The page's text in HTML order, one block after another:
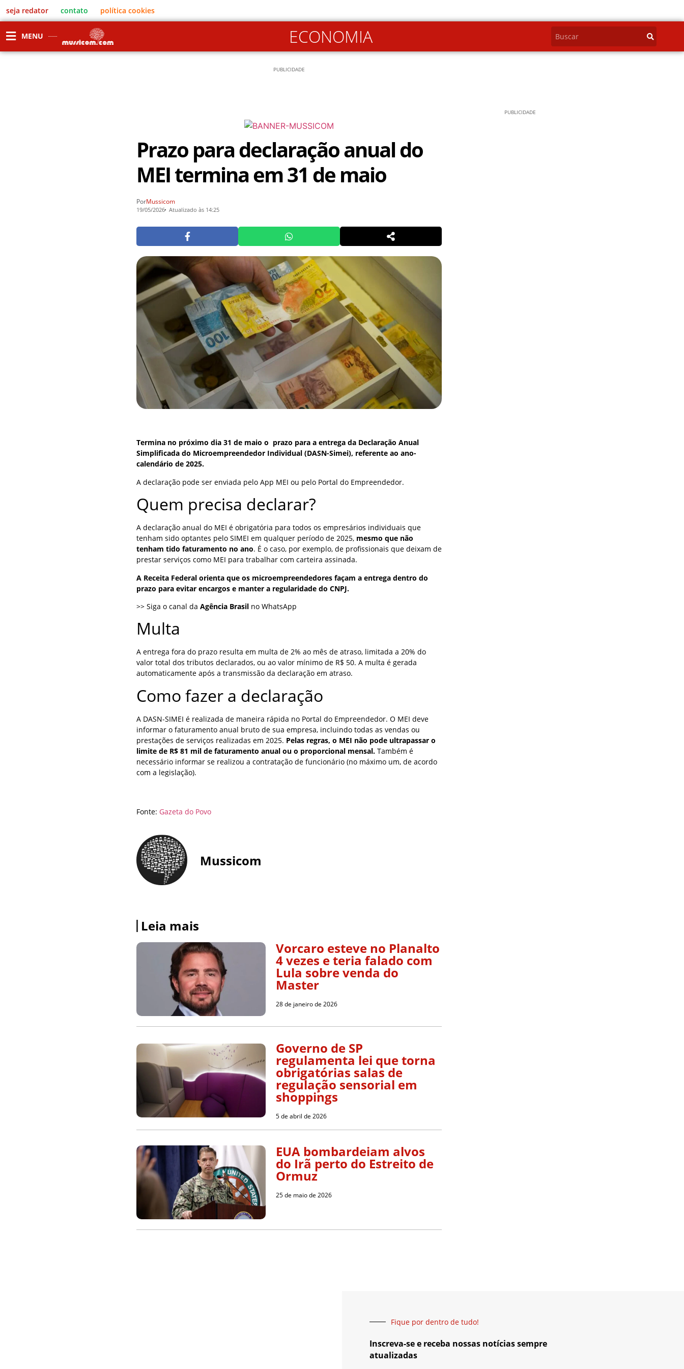
seja redator contato política cookies
MENU ECONOMIA
PUBLICIDADE
Prazo para declaração anual do
MEI termina em 31 de maio
PorMussicom
19/05/2026 Atualizado às 14:25
Termina no próximo dia 31 de maio o prazo para a entrega da Declaração Anual
Simplificada do Microempreendedor Individual (DASN-Simei), referente ao ano-
calendário de 2025.
A declaração pode ser enviada pelo App MEI ou pelo Portal do Empreendedor.
Quem precisa declarar?
A declaração anual do MEI é obrigatória para todos os empresários individuais que
tenham sido optantes pelo SIMEI em qualquer período de 2025, mesmo que não
tenham tido faturamento no ano. É o caso, por exemplo, de profissionais que deixam de
prestar serviços como MEI para trabalhar com carteira assinada.
A Receita Federal orienta que os microempreendedores façam a entrega dentro do
prazo para evitar encargos e manter a regularidade do CNPJ.
>> Siga o canal da Agência Brasil no WhatsApp
Multa
A entrega fora do prazo resulta em multa de 2% ao mês de atraso, limitada a 20% do
valor total dos tributos declarados, ou ao valor mínimo de R$ 50. A multa é gerada
automaticamente após a transmissão da declaração em atraso.
Como fazer a declaração
A DASN-SIMEI é realizada de maneira rápida no Portal do Empreendedor. O MEI deve
informar o faturamento anual bruto de sua empresa, incluindo todas as vendas ou
prestações de serviços realizadas em 2025. Pelas regras, o MEI não pode ultrapassar o
limite de R$ 81 mil de faturamento anual ou o proporcional mensal. Também é
necessário informar se realizou a contratação de funcionário (no máximo um, de acordo
com a legislação).
Fonte: Gazeta do Povo
Mussicom
Leia mais
Vorcaro esteve no Planalto
4 vezes e teria falado com
Lula sobre venda do
Master
28 de janeiro de 2026
Governo de SP
regulamenta lei que torna
obrigatórias salas de
regulação sensorial em
shoppings
5 de abril de 2026
EUA bombardeiam alvos
do Irã perto do Estreito de
Ormuz
25 de maio de 2026
PUBLICIDADE
Fique por dentro de tudo!
Inscreva-se e receba nossas notícias sempre
atualizadas